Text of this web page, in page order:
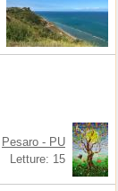
Pesaro - PU
Letture: 15